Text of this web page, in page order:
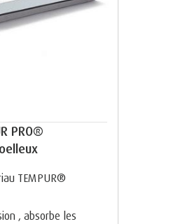
PRO®
TEMPUR®
, absorbe les